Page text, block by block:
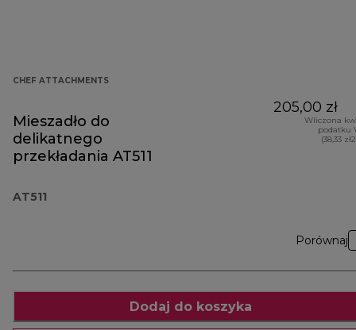
CHEF ATTACHMENTS
Mieszadło do
delikatnego
przekładania AT511
AT511
205,00 zł
Wliczona
podatku
(38,33
Porównaj
Dodaj do koszyka